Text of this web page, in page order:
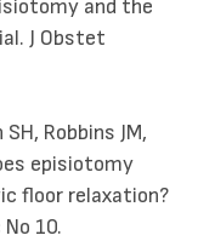
and the
J Obstet
Robbins JM,
episiotomy
floor relaxation?
10.